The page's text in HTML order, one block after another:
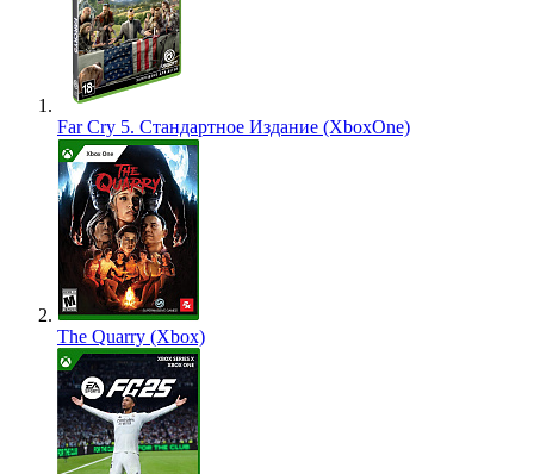
Far Cry 5. Стандартное Издание (XboxOne)
The Quarry (Xbox)